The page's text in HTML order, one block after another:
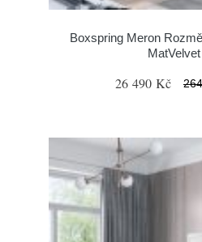
Boxspring Meron
26 490 Kč